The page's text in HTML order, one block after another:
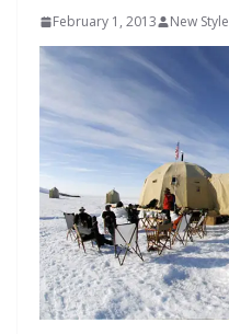
February 1, 2013 New Style